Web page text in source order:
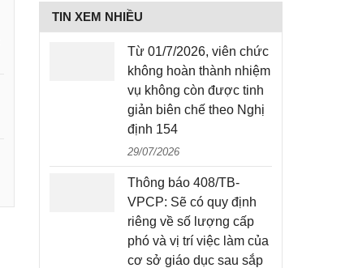
TIN XEM NHIỀU
Từ 01/7/2026, viên chức
không hoàn thành nhiệm
vụ không còn được tinh
giản biên chế theo Nghị
định 154
29/07/2026
Thông báo 408/TB-
VPCP: Sẽ có quy định
riêng về số lượng cấp
phó và vị trí việc làm của
cơ sở giáo dục sau sắp